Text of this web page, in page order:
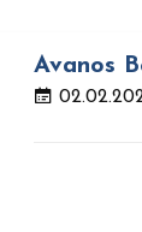
Avanos